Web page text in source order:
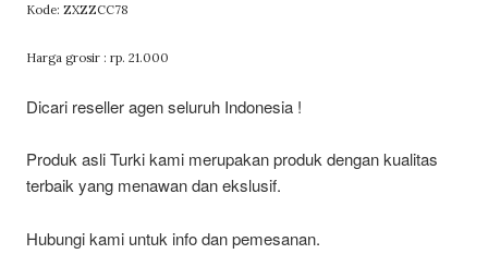
Kode: ZXZZCC78
Harga grosir : rp. 21.000
Dicari reseller agen seluruh Indonesia !
Produk asli Turki kami merupakan produk dengan kualitas
terbaik yang menawan dan ekslusif.
Hubungi kami untuk info dan pemesanan.